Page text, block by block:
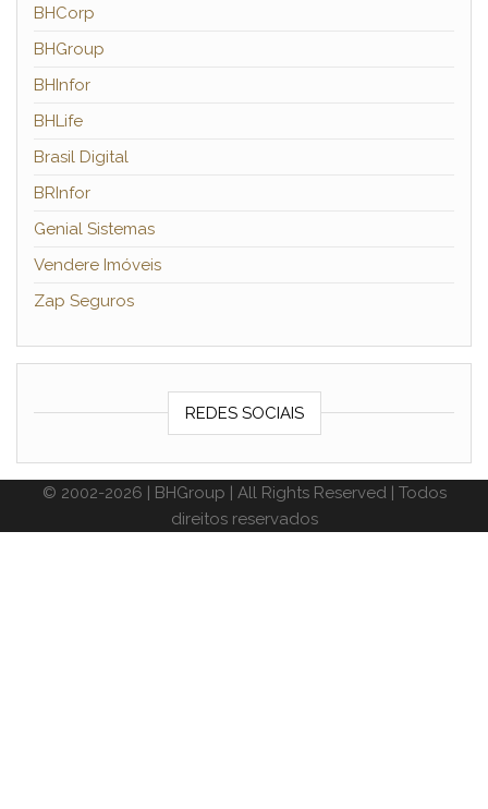
BHCorp
BHGroup
BHInfor
BHLife
Brasil Digital
BRInfor
Genial Sistemas
Vendere Imóveis
Zap Seguros
REDES SOCIAIS
© 2002-2026 | BHGroup | All Rights Reserved | Todos
direitos reservados